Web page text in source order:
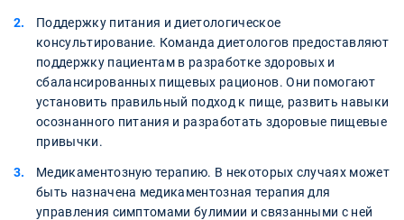
Поддержку питания и диетологическое
консультирование. Команда диетологов предоставляют
поддержку пациентам в разработке здоровых и
сбалансированных пищевых рационов. Они помогают
установить правильный подход к пище, развить навыки
осознанного питания и разработать здоровые пищевые
привычки.
Медикаментозную терапию. В некоторых случаях может
быть назначена медикаментозная терапия для
управления симптомами булимии и связанными с ней